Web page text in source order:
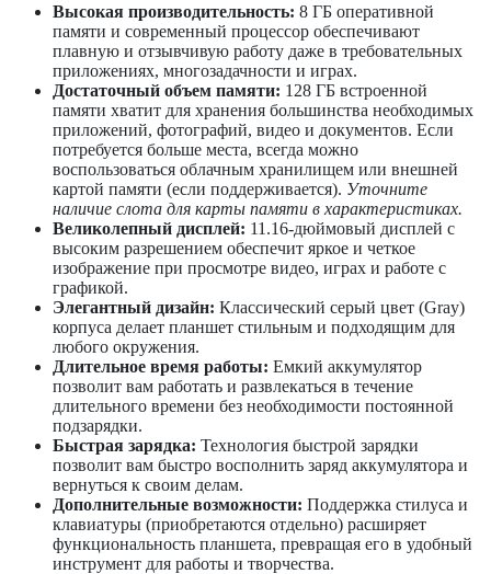
Высокая производительность: 8 ГБ оперативной
памяти и современный процессор обеспечивают
плавную и отзывчивую работу даже в требовательных
приложениях, многозадачности и играх.
Достаточный объем памяти: 128 ГБ встроенной
памяти хватит для хранения большинства необходимых
приложений, фотографий, видео и документов. Если
потребуется больше места, всегда можно
воспользоваться облачным хранилищем или внешней
картой памяти (если поддерживается). Уточните
наличие слота для карты памяти в характеристиках.
Великолепный дисплей: 11.16-дюймовый дисплей с
высоким разрешением обеспечит яркое и четкое
изображение при просмотре видео, играх и работе с
графикой.
Элегантный дизайн: Классический серый цвет (Gray)
корпуса делает планшет стильным и подходящим для
любого окружения.
Длительное время работы: Емкий аккумулятор
позволит вам работать и развлекаться в течение
длительного времени без необходимости постоянной
подзарядки.
Быстрая зарядка: Технология быстрой зарядки
позволит вам быстро восполнить заряд аккумулятора и
вернуться к своим делам.
Дополнительные возможности: Поддержка стилуса и
клавиатуры (приобретаются отдельно) расширяет
функциональность планшета, превращая его в удобный
инструмент для работы и творчества.